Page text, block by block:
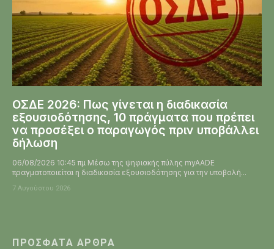
ΟΣΔΕ 2026: Πως γίνεται η διαδικασία
εξουσιοδότησης, 10 πράγματα που πρέπει
να προσέξει ο παραγωγός πριν υποβάλλει
δήλωση
06/08/2026 10:45 πμ Μέσω της ψηφιακής πύλης myAADE
πραγματοποιείται η διαδικασία εξουσιοδότησης για την υποβολή...
7 Αυγούστου 2026
ΠΡΌΣΦΑΤΑ ΆΡΘΡΑ